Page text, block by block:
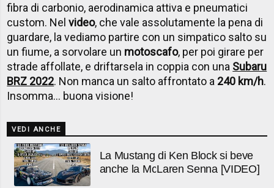
fibra di carbonio, aerodinamica attiva e pneumatici
custom. Nelvideo, che vale assolutamente la pena di
guardare, la vediamo partire con un simpatico salto su
un fiume, a sorvolare un motoscafo, per poi girare per
strade affollate, e driftarsela in coppia con una Subaru
BRZ 2022. Non manca un salto affrontato a 240 km/h.
Insomma... buona visione!
VEDI ANCHE
La Mustang di Ken Block si beve
anche la McLaren Senna [VIDEO]